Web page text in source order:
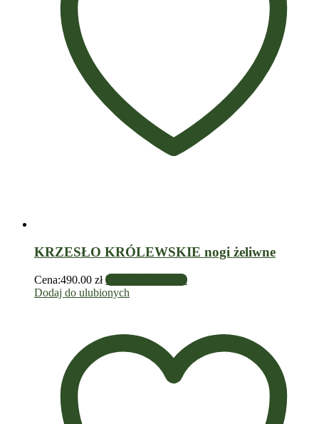
KRZESŁO KRÓLEWSKIE nogi żeliwne
Cena:490.00 zł Dodaj do koszyka
Dodaj do ulubionych